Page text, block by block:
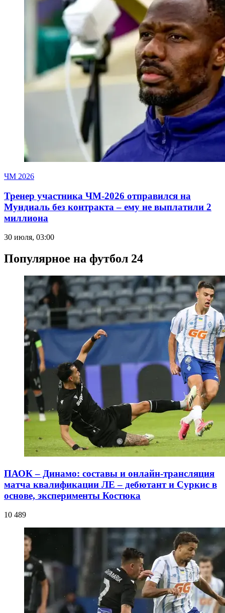
ЧМ 2026
Тренер участника ЧМ-2026 отправился на
Мундиаль без контракта – ему не выплатили 2
миллиона
30 июля, 03:00
Популярное на футбол 24
ПАОК – Динамо: составы и онлайн-трансляция
матча квалификации ЛЕ – дебютант и Суркис в
основе, эксперименты Костюка
10 489